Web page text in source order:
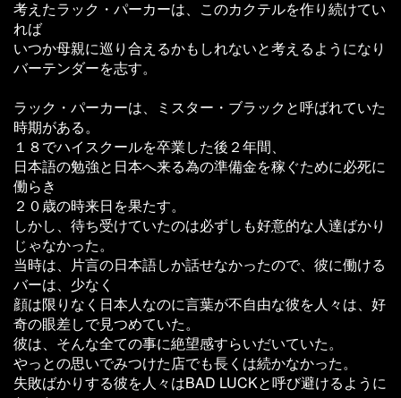
考えたラック・パーカーは、このカクテルを作り続けてい
れば
いつか母親に巡り合えるかもしれないと考えるようになり
バーテンダーを志す。
ラック・パーカーは、ミスター・ブラックと呼ばれていた
時期がある。
１８でハイスクールを卒業した後２年間、
日本語の勉強と日本へ来る為の準備金を稼ぐために必死に
働らき
２０歳の時来日を果たす。
しかし、待ち受けていたのは必ずしも好意的な人達ばかり
じゃなかった。
当時は、片言の日本語しか話せなかったので、彼に働ける
バーは、少なく
顔は限りなく日本人なのに言葉が不自由な彼を人々は、好
奇の眼差しで見つめていた。
彼は、そんな全ての事に絶望感すらいだいていた。
やっとの思いでみつけた店でも長くは続かなかった。
失敗ばかりする彼を人々はBAD LUCKと呼び避けるように